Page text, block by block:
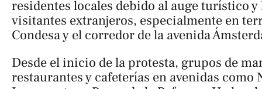
residentes locales debido al auge turístico y
visitantes extranjeros, especialmente en
Condesa y el corredor de la avenida
Desde el inicio de la protesta, grupos de
restaurantes y cafeterías en avenidas como